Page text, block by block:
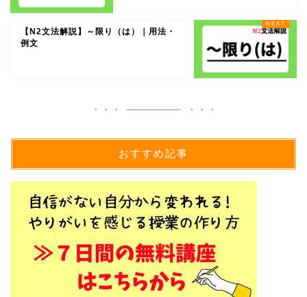
【N2文法解説】～限り（は）｜用法・
例文
おすすめ記事